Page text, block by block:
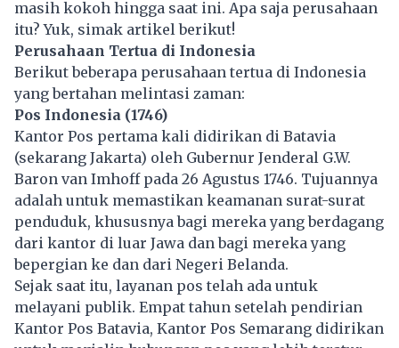
masih kokoh hingga saat ini. Apa saja perusahaan
itu? Yuk, simak artikel berikut!
Perusahaan Tertua di Indonesia
Berikut beberapa perusahaan tertua di Indonesia
yang bertahan melintasi zaman:
Pos Indonesia (1746)
Kantor Pos pertama kali didirikan di Batavia
(sekarang Jakarta) oleh Gubernur Jenderal G.W.
Baron van Imhoff pada 26 Agustus 1746. Tujuannya
adalah untuk memastikan keamanan surat-surat
penduduk, khususnya bagi mereka yang berdagang
dari kantor di luar Jawa dan bagi mereka yang
bepergian ke dan dari Negeri Belanda.
Sejak saat itu, layanan pos telah ada untuk
melayani publik. Empat tahun setelah pendirian
Kantor Pos Batavia, Kantor Pos Semarang didirikan